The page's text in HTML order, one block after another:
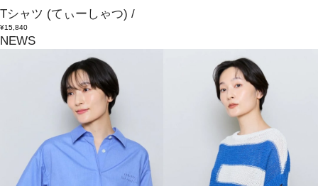
Tシャツ (てぃーしゃつ) /
¥15,840
NEWS